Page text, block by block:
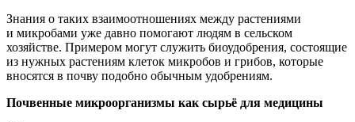
Знания о таких взаимоотношениях между растениями
и микробами уже давно помогают людям в сельском
хозяйстве. Примером могут служить биоудобрения, состоящие
из нужных растениям клеток микробов и грибов, которые
вносятся в почву подобно обычным удобрениям.
Почвенные микроорганизмы как сырьё для медицины